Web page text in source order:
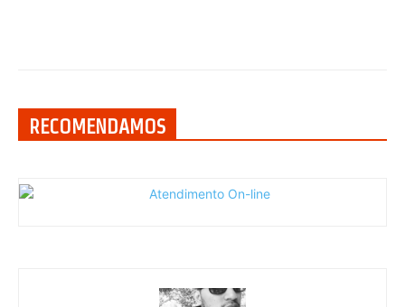
RECOMENDAMOS